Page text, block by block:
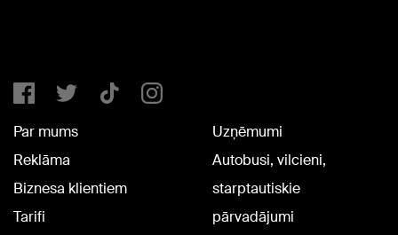
Par mums
Reklāma
Biznesa klientiem
Tarifi
Uzņēmumi
Autobusi, vilcieni,
starptautiskie
pārvadājumi